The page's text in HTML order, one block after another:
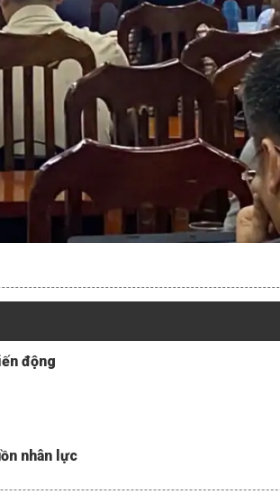
động
nhân lực